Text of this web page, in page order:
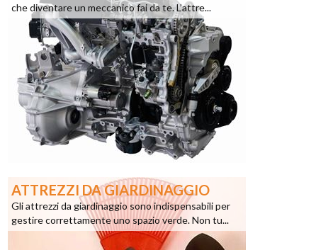
che diventare un meccanico fai da te. L’attre...
ATTREZZI DA GIARDINAGGIO
Gli attrezzi da giardinaggio sono indispensabili per
gestire correttamente uno spazio verde. Non tu...